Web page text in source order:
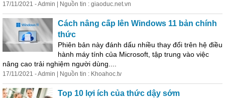
17/11/2021 - Admin | Nguồn tin : giaoduc.net.vn
Cách nâng cấp lên Windows 11 bản chính
thức
Phiên bản này đánh dấu nhiều thay đổi trên hệ điều
hành máy tính của Microsoft, tập trung vào việc
nâng cao trải nghiệm người dùng....
17/11/2021 - Admin | Nguồn tin : Khoahoc.tv
Top 10 lợi ích của thức dậy sớm